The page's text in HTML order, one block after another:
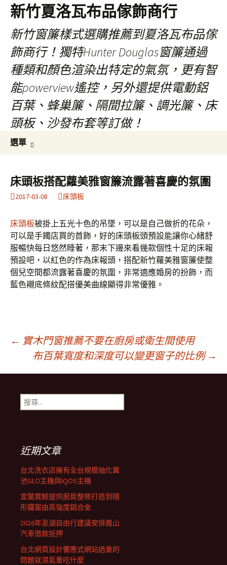
新竹夏洛瓦布品傢飾商行
新竹窗簾樣式選購推薦到夏洛瓦布品傢
飾商行！獨特Hunter Douglas窗簾通過
種類和顏色渲染出特定的氣氛，更有智
能powerview遙控，另外還提供電動鋁
百葉、蜂巢簾、隔間拉簾、調光簾、床
頭板、沙發布套等訂做！
選單
容
鍵
字:
床頭板搭配蘿美雅窗簾流露著喜慶的氛圍
2017-03-08 床頭板
床頭板被掛上五光十色的吊墜，可以是自己做折的花朵，
可以是手鐲店買的首飾，好的床頭板頭預設能讓你心緒舒
服暢快每日悠然睡著，那末下邊來看幾款個性十足的床報
預設吧，以紅色的作為床報頭，搭配新竹蘿美雅窗簾使整
個兒空間都流露著喜慶的氛圍，非常適應婚房的扮飾，而
藍色襯底條紋配搭優美曲線顯得非常優雅。
文
章
導
航
列
← 實木門窗推薦不要在廚房或衛生間使用
布百葉寬度和深度可以變更窗子的比例 →
搜
尋
近期文章
台北洗衣店擁有全台規模抽化糞
池GLO主機與IQOS主機
宜蘭賞鯨提供廚房整修打造到隱
形鐵窗由高強度鋁合金
2026年澎湖自由行建議安排鳳山
汽車借款抵押
台北網頁設計響應式網站過重的
問題就濕氣重吃什麼